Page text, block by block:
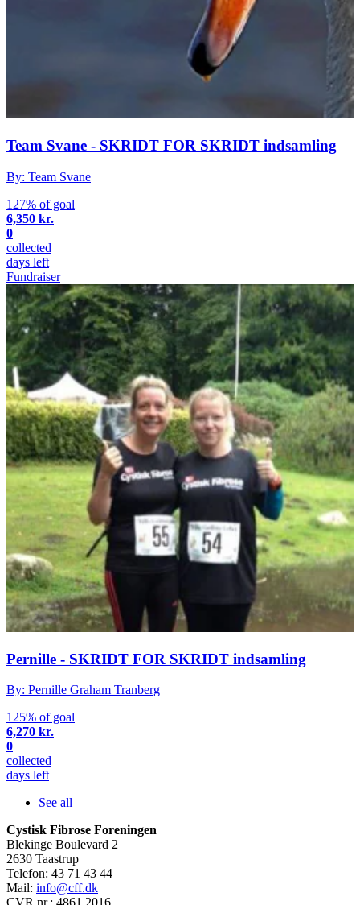
Team Svane - SKRIDT FOR SKRIDT indsamling
By: Team Svane
127% of goal
6,350 kr.
0
collected
days left
Fundraiser
Pernille - SKRIDT FOR SKRIDT indsamling
By: Pernille Graham Tranberg
125% of goal
6,270 kr.
0
collected
days left
See all
Cystisk Fibrose Foreningen
Blekinge Boulevard 2
2630 Taastrup
Telefon: 43 71 43 44
Mail: info@cff.dk